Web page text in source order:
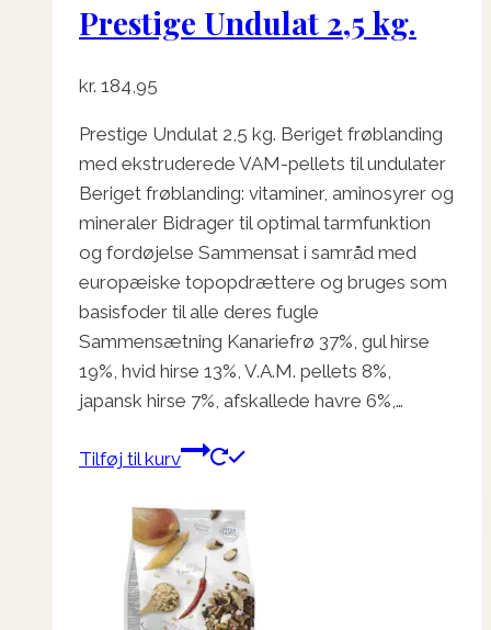
Prestige Undulat 2,5 kg.
kr. 184,95
Prestige Undulat 2,5 kg. Beriget frøblanding
med ekstruderede VAM-pellets til undulater
Beriget frøblanding: vitaminer, aminosyrer og
mineraler Bidrager til optimal tarmfunktion
og fordøjelse Sammensat i samråd med
europæiske topopdrættere og bruges som
basisfoder til alle deres fugle
Sammensætning Kanariefrø 37%, gul hirse
19%, hvid hirse 13%, V.A.M. pellets 8%,
japansk hirse 7%, afskallede havre 6%,…
Tilføj til kurv